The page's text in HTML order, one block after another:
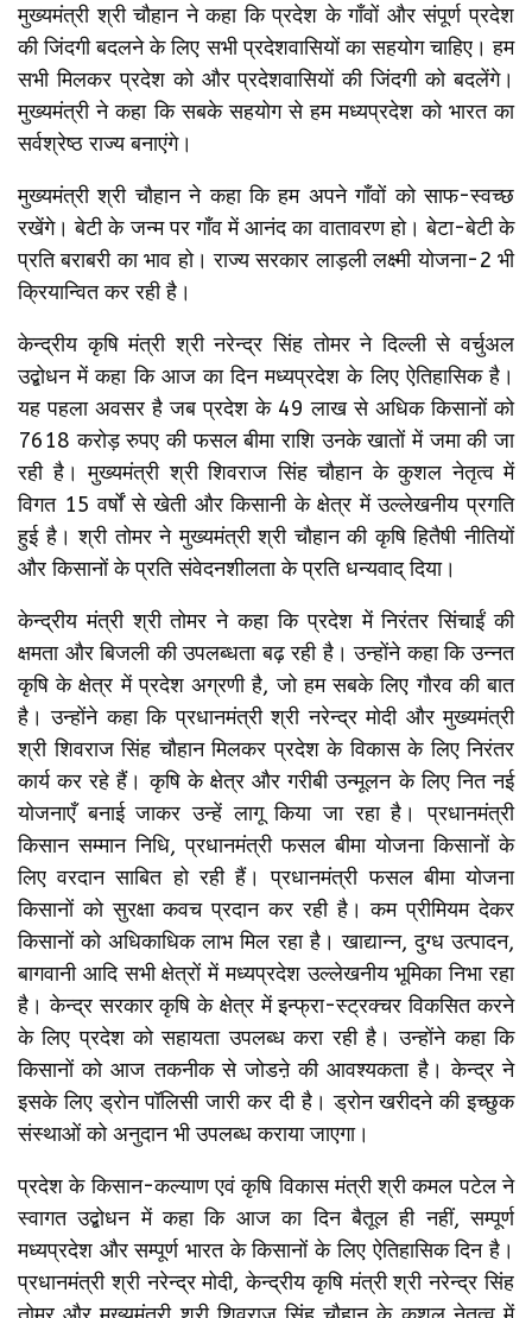
मुख्यमंत्री श्री चौहान ने कहा कि प्रदेश के गाँवों और संपूर्ण प्रदेश
की जिंदगी बदलने के लिए सभी प्रदेशवासियों का सहयोग चाहिए। हम
सभी मिलकर प्रदेश को और प्रदेशवासियों की जिंदगी को बदलेंगे।
मुख्यमंत्री ने कहा कि सबके सहयोग से हम मध्यप्रदेश को भारत का
सर्वश्रेष्ठ राज्य बनाएंगे।
मुख्यमंत्री श्री चौहान ने कहा कि हम अपने गाँवों को साफ-स्वच्छ
रखेंगे। बेटी के जन्म पर गाँव में आनंद का वातावरण हो। बेटा-बेटी के
प्रति बराबरी का भाव हो। राज्य सरकार लाड़ली लक्ष्मी योजना-2 भी
क्रियान्वित कर रही है।
केन्द्रीय कृषि मंत्री श्री नरेन्द्र सिंह तोमर ने दिल्ली से वर्चुअल
उद्बोधन में कहा कि आज का दिन मध्यप्रदेश के लिए ऐतिहासिक है।
यह पहला अवसर है जब प्रदेश के 49 लाख से अधिक किसानों को
7618 करोड़ रुपए की फसल बीमा राशि उनके खातों में जमा की जा
रही है। मुख्यमंत्री श्री शिवराज सिंह चौहान के कुशल नेतृत्व में
विगत 15 वर्षों से खेती और किसानी के क्षेत्र में उल्लेखनीय प्रगति
हुई है। श्री तोमर ने मुख्यमंत्री श्री चौहान की कृषि हितैषी नीतियों
और किसानों के प्रति संवेदनशीलता के प्रति धन्यवाद् दिया।
केन्द्रीय मंत्री श्री तोमर ने कहा कि प्रदेश में निरंतर सिंचाईं की
क्षमता और बिजली की उपलब्धता बढ़ रही है। उन्होंने कहा कि उन्नत
कृषि के क्षेत्र में प्रदेश अग्रणी है, जो हम सबके लिए गौरव की बात
है। उन्होंने कहा कि प्रधानमंत्री श्री नरेन्द्र मोदी और मुख्यमंत्री
श्री शिवराज सिंह चौहान मिलकर प्रदेश के विकास के लिए निरंतर
कार्य कर रहे हैं। कृषि के क्षेत्र और गरीबी उन्मूलन के लिए नित नई
योजनाएँ बनाई जाकर उन्हें लागू किया जा रहा है। प्रधानमंत्री
किसान सम्मान निधि, प्रधानमंत्री फसल बीमा योजना किसानों के
लिए वरदान साबित हो रही हैं। प्रधानमंत्री फसल बीमा योजना
किसानों को सुरक्षा कवच प्रदान कर रही है। कम प्रीमियम देकर
किसानों को अधिकाधिक लाभ मिल रहा है। खाद्यान्न, दुग्ध उत्पादन,
बागवानी आदि सभी क्षेत्रों में मध्यप्रदेश उल्लेखनीय भूमिका निभा रहा
है। केन्द्र सरकार कृषि के क्षेत्र में इन्फ्रा-स्ट्रक्चर विकसित करने
के लिए प्रदेश को सहायता उपलब्ध करा रही है। उन्होंने कहा कि
किसानों को आज तकनीक से जोडऩे की आवश्यकता है। केन्द्र ने
इसके लिए ड्रोन पॉलिसी जारी कर दी है। ड्रोन खरीदने की इच्छुक
संस्थाओं को अनुदान भी उपलब्ध कराया जाएगा।
प्रदेश के किसान-कल्याण एवं कृषि विकास मंत्री श्री कमल पटेल ने
स्वागत उद्बोधन में कहा कि आज का दिन बैतूल ही नहीं, सम्पूर्ण
मध्यप्रदेश और सम्पूर्ण भारत के किसानों के लिए ऐतिहासिक दिन है।
प्रधानमंत्री श्री नरेन्द्र मोदी, केन्द्रीय कृषि मंत्री श्री नरेन्द्र सिंह